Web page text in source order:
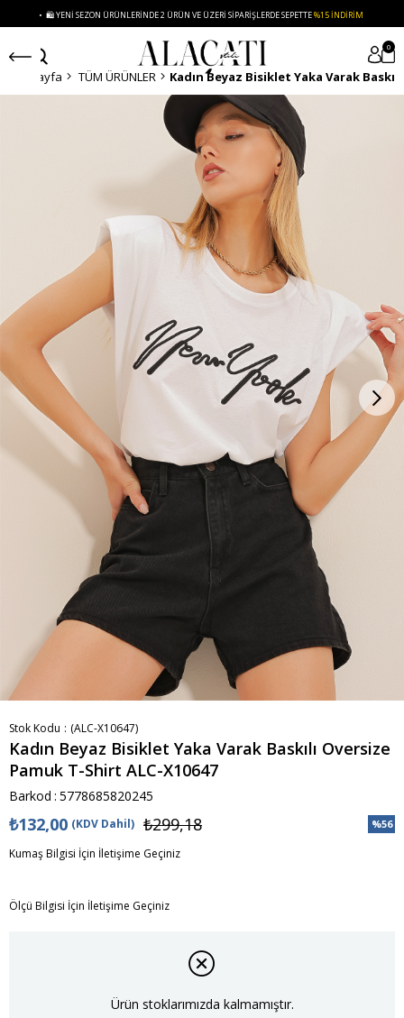
• 🛍️ YENI SEZON ÜRÜNLERINDE 2 ÜRÜN VE ÜZERI SIPARIŞLERDE SEPETTE%15 İNDIRIM
0
Anasayfa TÜM ÜRÜNLER
Stok Kodu (ALC-X10647)
Kadın Beyaz Bisiklet Yaka Varak Baskılı Oversize
Pamuk T-Shirt ALC-X10647
Barkod : 5778685820245
%56
₺299,18
₺132,00 (KDV Dahil)
Kumaş Bilgisi İçin İletişime Geçiniz
Ölçü Bilgisi İçin İletişime Geçiniz
Ürün stoklarımızda kalmamıştır.